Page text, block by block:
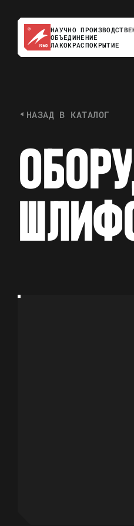
НАУЧНО
ОБЪЕДИНЕНИЕ
ЛАКОКРАСПОКРЫТИЕ
НАЗАД В КАТАЛОГ
О БО РУ
ШЛ ИФ